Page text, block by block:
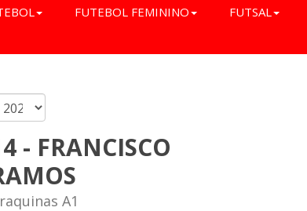
FUTEBOL FEMININO FUTSAL
- FRANCISCO
A1